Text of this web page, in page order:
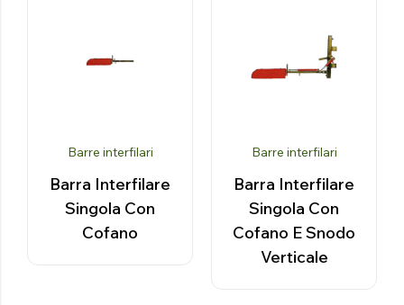
Barre interfilari
Barra Interfilare
Singola Con
Cofano
Barre interfilari
Barra Interfilare
Singola Con
Cofano E Snodo
Verticale